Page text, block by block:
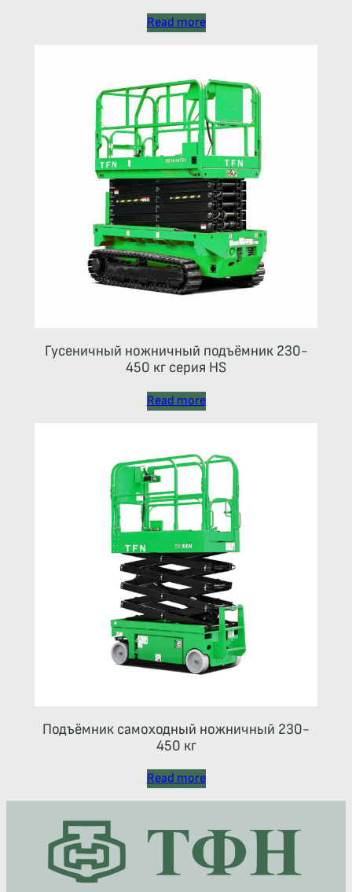
Read more
Гусеничный ножничный подъёмник 230-
450 кг серия HS
Read more
Подъёмник самоходный ножничный 230-
450 кг
Read more